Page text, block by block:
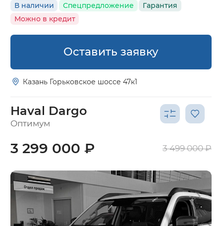
В наличии Спецпредложение
Гарантия
Можно в кредит
Оставить заявку
Казань Горьковское шоссе 47к1
Haval Dargo
Оптимум
3 299 000 ₽ 3 499 000 ₽